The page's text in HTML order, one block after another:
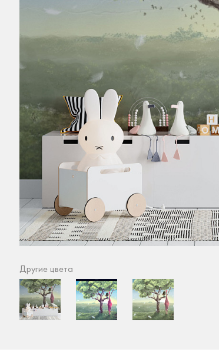
Другие цвета